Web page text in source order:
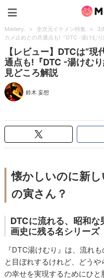
Medery. > 全次元イケメン特集 > 3
カメ止めとの共通点も!『DTC -湯けむ
【レビュー】DTCは“
通点も!『DTC -湯けむ
見どころ解説
鈴木 妄想
懐かしいのに新
の寅さん？
DTCに流れる、昭和
画史に残る名シリーズ
『DTC湯けむり』は、流れ
と目ぼれするけれど、どう
の幸せを実現するためにひ